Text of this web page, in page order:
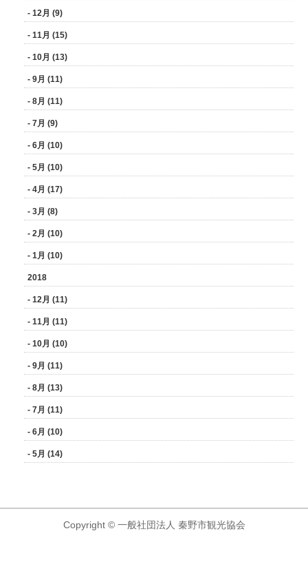
- 12月 (9)
- 11月 (15)
- 10月 (13)
- 9月 (11)
- 8月 (11)
- 7月 (9)
- 6月 (10)
- 5月 (10)
- 4月 (17)
- 3月 (8)
- 2月 (10)
- 1月 (10)
2018
- 12月 (11)
- 11月 (11)
- 10月 (10)
- 9月 (11)
- 8月 (13)
- 7月 (11)
- 6月 (10)
- 5月 (14)
Copyright © 一般社団法人 秦野市観光協会